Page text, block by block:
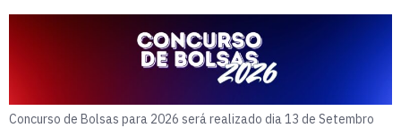
Concurso de Bolsas para 2026 será realizado dia 13 de Setembro